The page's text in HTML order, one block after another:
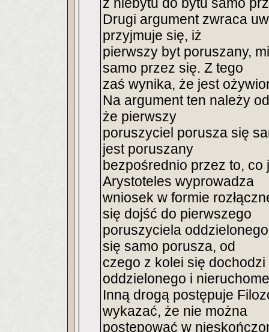
Drugi argument zwraca
przyjmuje się, iż
pierwszy byt poruszany,
samo przez się. Z tego
zaś wynika, że jest
Na argument ten należy
że pierwszy
poruszyciel porusza się
jest poruszany
bezpośrednio przez to, co
Arystoteles wyprowadza
wniosek w formie
się dojść do pierwszego
poruszyciela
się samo porusza, od
czego z kolei się
oddzielonego i
Inną drogą postępuje
wykazać, że nie można
postępować w